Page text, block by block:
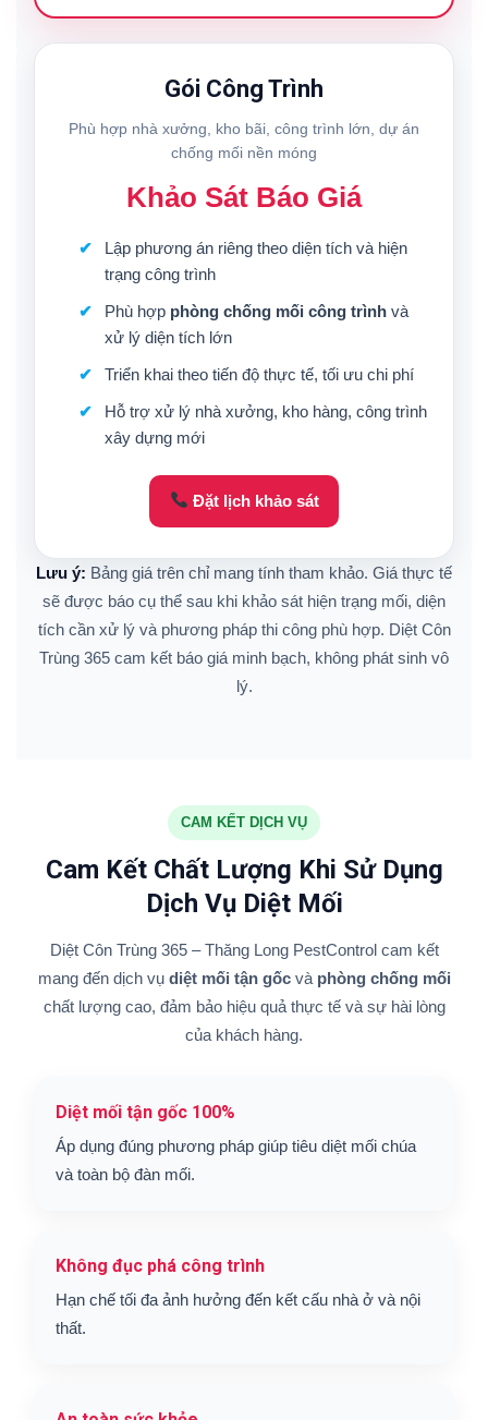
Gói Công Trình
Phù hợp nhà xưởng, kho bãi, công trình lớn, dự án
chống mối nền móng
Khảo Sát Báo Giá
Lập phương án riêng theo diện tích và hiện
trạng công trình
Phù hợp phòng chống mối công trìnhvà
xử lý diện tích lớn
Triển khai theo tiến độ thực tế, tối ưu chi phí
Hỗ trợ xử lý nhà xưởng, kho hàng, công trình
xây dựng mới
Đặt lịch khảo sát
Lưu ý: Bảng giá trên chỉ mang tính tham khảo. Giá thực tế
sẽ được báo cụ thể sau khi khảo sát hiện trạng mối, diện
tích cần xử lý và phương pháp thi công phù hợp. Diệt Côn
Trùng 365 cam kết báo giá minh bạch, không phát sinh vô
lý.
CAM KẾT DỊCH VỤ
Cam Kết Chất Lượng Khi Sử Dụng
Dịch Vụ Diệt Mối
Diệt Côn Trùng 365 – Thăng Long PestControl cam kết
mang đến dịch vụ diệt mối tận gốcvà phòng chống mối
chất lượng cao, đảm bảo hiệu quả thực tế và sự hài lòng
của khách hàng.
Diệt mối tận gốc 100%
Áp dụng đúng phương pháp giúp tiêu diệt mối chúa
và toàn bộ đàn mối.
Không đục phá công trình
Hạn chế tối đa ảnh hưởng đến kết cấu nhà ở và nội
thất.